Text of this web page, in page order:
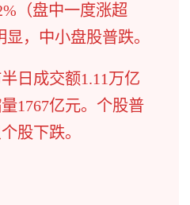
（盘中一度涨超
，中小盘股普跌。
日成交额1.11万亿
1767亿元。个股普
股下跌。